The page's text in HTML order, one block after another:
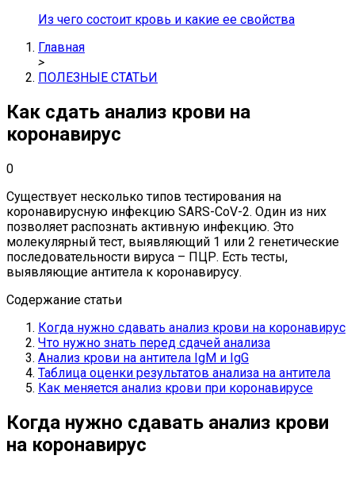
Из чего состоит кровь и какие ее свойства
Главная
>
ПОЛЕЗНЫЕ СТАТЬИ
Как сдать анализ крови на
коронавирус
0
Существует несколько типов тестирования на
коронавирусную инфекцию SARS-CoV-2. Один из них
позволяет распознать активную инфекцию. Это
молекулярный тест, выявляющий 1 или 2 генетические
последовательности вируса – ПЦР. Есть тесты,
выявляющие антитела к коронавирусу.
Содержание статьи
Когда нужно сдавать анализ крови на коронавирус
Что нужно знать перед сдачей анализа
Анализ крови на антитела IgM и IgG
Таблица оценки результатов анализа на антитела
Как меняется анализ крови при коронавирусе
Когда нужно сдавать анализ крови
на коронавирус